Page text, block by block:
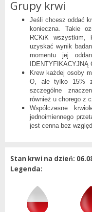
Grupy krwi
Jeśli chcesz oddać
konieczna. Takie
RCKiK wszystkim,
uzyskać wynik
momentu jej
IDENTYFIKACYJNĄ
Krew każdej osoby
O, ale tylko 15%
szczególne
również u chorego z
Współczesne
jednoimiennego
jest cenna bez
Stan krwi na dzień:
Legenda: